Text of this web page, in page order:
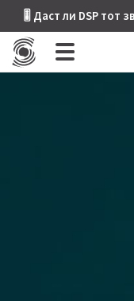
🎚 Даст ли DSP тот